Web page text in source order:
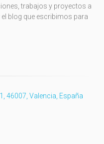
trabajos y proyectos a
blog que escribimos para
46007, Valencia, España